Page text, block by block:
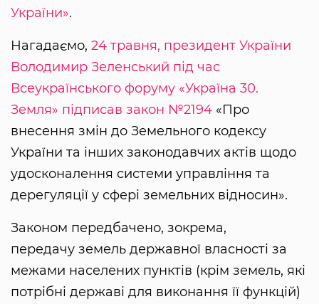
України».
Нагадаємо, 24 травня, президент України
Володимир Зеленський під час
Всеукраїнського форуму «Україна 30.
Земля» підписав закон №2194 «Про
внесення змін до Земельного кодексу
України та інших законодавчих актів щодо
удосконалення системи управління та
дерегуляції у сфері земельних відносин».
Законом передбачено, зокрема,
передачу земель державної власності за
межами населених пунктів (крім земель, які
потрібні державі для виконання її функцій)